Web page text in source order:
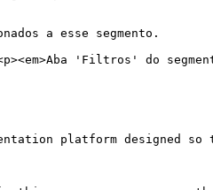
a esse segmento.
'Filtros' do
platform designed